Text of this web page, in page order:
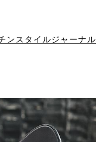
ンスタイルジャーナル